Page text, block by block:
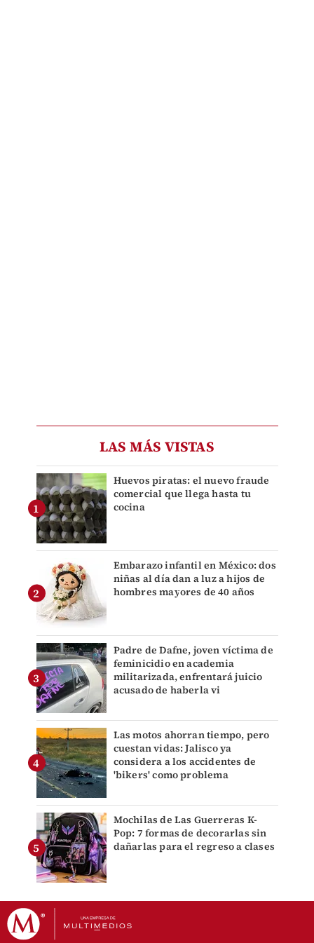
LAS MÁS VISTAS
Huevos piratas: el nuevo fraude
comercial que llega hasta tu
cocina
Embarazo infantil en México: dos
niñas al día dan a luz a hijos de
hombres mayores de 40 años
Padre de Dafne, joven víctima de
feminicidio en academia
militarizada, enfrentará juicio
acusado de haberla vi
Las motos ahorran tiempo, pero
cuestan vidas: Jalisco ya
considera a los accidentes de
'bikers' como problema
Mochilas de Las Guerreras K-
Pop: 7 formas de decorarlas sin
dañarlas para el regreso a clases